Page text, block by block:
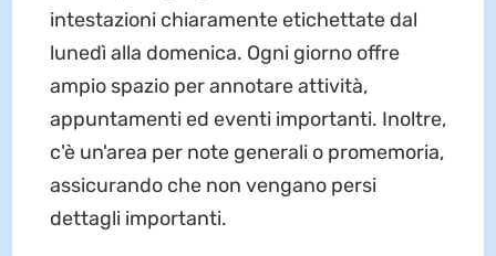
intestazioni chiaramente etichettate dal
lunedì alla domenica. Ogni giorno offre
ampio spazio per annotare attività,
appuntamenti ed eventi importanti. Inoltre,
c'è un'area per note generali o promemoria,
assicurando che non vengano persi
dettagli importanti.